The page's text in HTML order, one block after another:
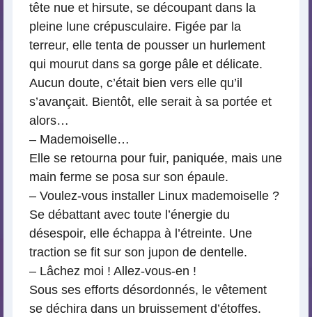
tête nue et hirsute, se découpant dans la
pleine lune crépusculaire. Figée par la
terreur, elle tenta de pousser un hurlement
qui mourut dans sa gorge pâle et délicate.
Aucun doute, c’était bien vers elle qu’il
s’avançait. Bientôt, elle serait à sa portée et
alors…
– Mademoiselle…
Elle se retourna pour fuir, paniquée, mais une
main ferme se posa sur son épaule.
– Voulez-vous installer Linux mademoiselle ?
Se débattant avec toute l’énergie du
désespoir, elle échappa à l’étreinte. Une
traction se fit sur son jupon de dentelle.
– Lâchez moi ! Allez-vous-en !
Sous ses efforts désordonnés, le vêtement
se déchira dans un bruissement d’étoffes.